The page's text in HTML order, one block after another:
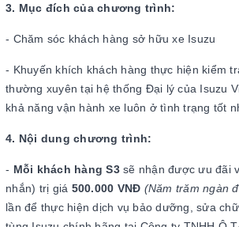
3. Mục đích của chương trình:
- Chăm sóc khách hàng sở hữu xe Isuzu
- Khuyến khích khách hàng thực hiện kiểm
thường xuyên tại hệ thống Đại lý của Isuzu
khả năng vận hành xe luôn ở tình trạng tốt
4. Nội dung chương trình:
- Mỗi khách hàng S3sẽ nhận được ưu đãi
nhắn) trị giá 500.000 VNĐ (Năm trăm ngàn
lần để thực hiện dịch vụ bảo dưỡng, sửa